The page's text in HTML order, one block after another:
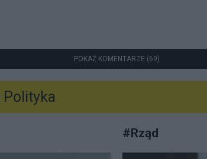
POKAŻ KOMENTARZE (69)
Polityka
#Rząd